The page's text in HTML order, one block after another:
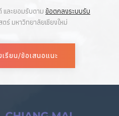
และยอมรับตาม ข้อตกลงระบบรับ
ร์ มหาวิทยาลัยเชียงใหม่
รียน/ข้อเสนอแนะ